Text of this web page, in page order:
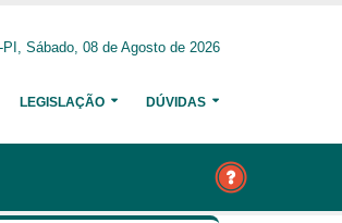
PI, Sábado, 08 de Agosto de 2026
LEGISLAÇÃO DÚVIDAS